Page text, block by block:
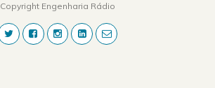
Copyright Engenharia Rádio